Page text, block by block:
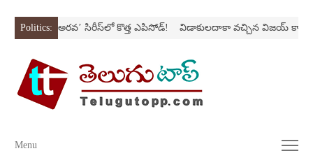
Politics:‘అర‌వ’ సిరీస్‌లో కొత్త ఎపిసోడ్‌! విడాకులదాకా వచ్చిన విజయ్‌ కాపురం
Menu
Menu